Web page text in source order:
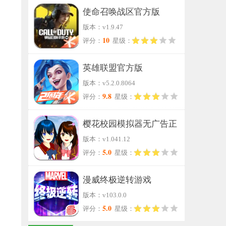
使命召唤战区官方版
版本：v1.9.47
评分： 10 星级：
英雄联盟官方版
版本：v5.2.0.8064
评分： 9.8 星级：
樱花校园模拟器无广告正
版
版本：v1.041.12
评分： 5.0 星级：
漫威终极逆转游戏
版本：v103.0.0
评分： 5.0 星级：